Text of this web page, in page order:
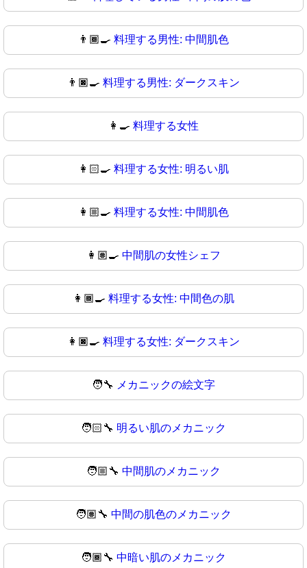
👨🏾‍🍳 料理する男性: 中間肌色
👨🏿‍🍳 料理する男性: ダークスキン
👩‍🍳 料理する女性
👩🏻‍🍳 料理する女性: 明るい肌
👩🏼‍🍳 料理する女性: 中間肌色
👩🏽‍🍳 中間肌の女性シェフ
👩🏾‍🍳 料理する女性: 中間色の肌
👩🏿‍🍳 料理する女性: ダークスキン
🧑‍🔧 メカニックの絵文字
🧑🏻‍🔧 明るい肌のメカニック
🧑🏼‍🔧 中間肌のメカニック
🧑🏽‍🔧 中間の肌色のメカニック
🧑🏾‍🔧 中暗い肌のメカニック